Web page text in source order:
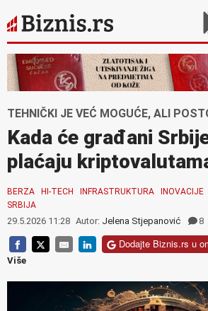
TEHNIČKI JE VEĆ MOGUĆE, ALI
Kada će građani
plaćaju
BERZA HI-TECH INFRASTRUKTURA INOVACIJE
SRBIJA
29.5.2026 11:28 Autor: Jelena Stjepanović 8
Dodajte Biznis.rs u
Više